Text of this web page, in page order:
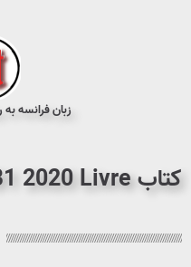
زبان فرانسه
کتاب Edito Pro B1 2020 Livre